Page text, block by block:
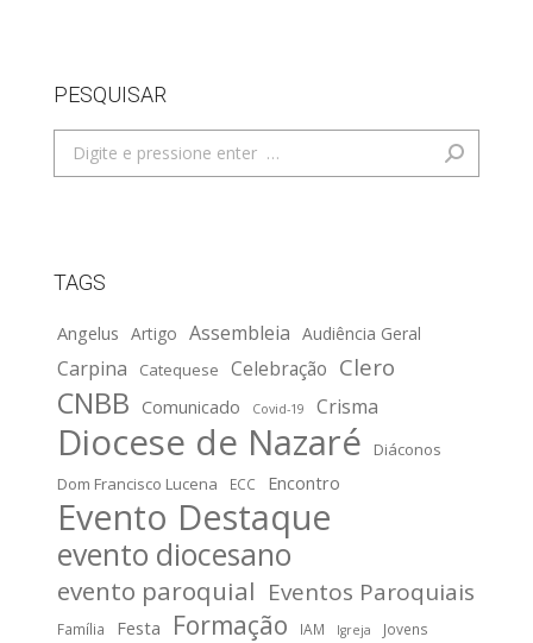
PESQUISAR
Search:
TAGS
Angelus Artigo Assembleia Audiência Geral
Carpina Catequese Celebração Clero
CNBB Comunicado Covid-19 Crisma
Diocese de Nazaré
Diáconos
Dom Francisco Lucena
ECC Encontro
Evento Destaque
evento diocesano
evento paroquial Eventos Paroquiais
Família Festa Formação IAM Igreja Jovens